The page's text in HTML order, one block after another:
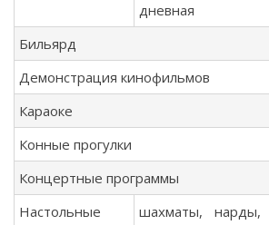
дневная
Бильярд
Демонстрация кинофильмов
Караоке
Конные прогулки
Концертные программы
Настольные
шахматы,